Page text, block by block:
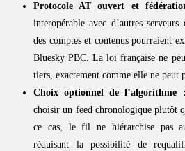
Protocole AT ouvert et
interopérable avec d’autres
des comptes et contenus pourraient
Bluesky PBC. La loi française ne
tiers, exactement comme elle ne peut
Choix optionnel de l’algorithme :
choisir un feed chronologique plutôt
ce cas, le fil ne hiérarchise pas
réduisant la possibilité de